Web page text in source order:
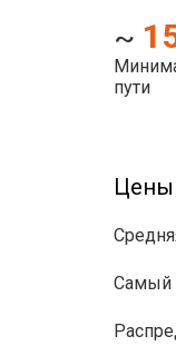
~
пути
Цены
Самый